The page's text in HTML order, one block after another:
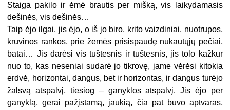
Staiga pakilo ir ėmė brautis per mišką, vis laikydamasis
dešinės, vis dešinės…
Taip ėjo ilgai, jis ėjo, o iš jo biro, krito vaizdiniai, nuotrupos,
kruvinos rankos, prie žemės prisispaudę nukautųjų pečiai,
batai… Jis darėsi vis tuštesnis ir tuštesnis, jis tolo kažkur
nuo to, kas neseniai sudarė jo tikrovę, jame vėrėsi kitokia
erdvė, horizontai, dangus, bet ir horizontas, ir dangus turėjo
žalsvą atspalvį, tiesiog – ganyklos atspalvį. Jis ėjo per
ganyklą, gerai pažįstamą, jaukią, čia pat buvo aptvaras,